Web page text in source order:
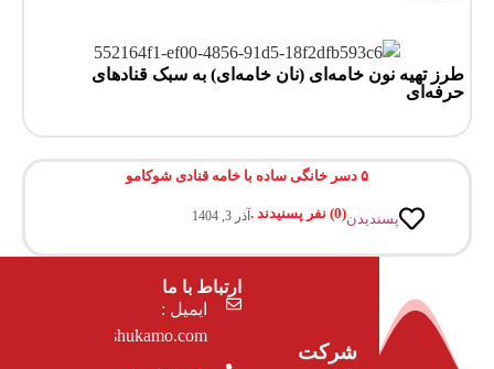
طرز تهیه نون خامه‌ای (نان خامه‌ای) به سبک قنادهای
حرفه‌ای
۵ دسر خانگی ساده با خامه قنادی شوکامو
پسندیدن(
0) نفر پسنیدند . آذر 3, 1404
شرکت
ایمیل :
cs@shukamo.com
ارتباط با ما